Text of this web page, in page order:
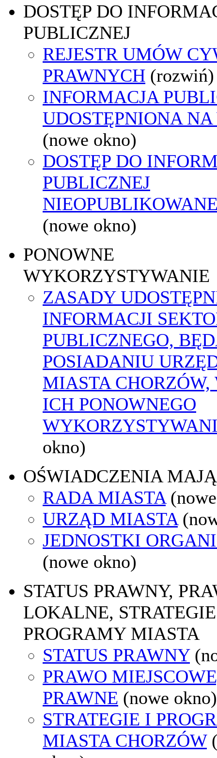
DOSTĘP DO
PUBLICZNEJ
REJESTR UMÓW
PRAWNYCH (rozwiń)
INFORMACJA
UDOSTĘPNIONA
(nowe okno)
DOSTĘP DO
PUBLICZNEJ
(nowe okno)
PONOWNE
WYKORZYSTYWANIE
ZASADY
INFORMACJI
PUBLICZNEGO,
POSIADANIU
MIASTA CHORZÓW,
ICH PONOWNEGO
okno)
OŚWIADCZENIA
RADA MIASTA
URZĄD MIASTA
JEDNOSTKI
(nowe okno)
STATUS PRAWNY,
LOKALNE,
PROGRAMY MIASTA
STATUS PRAWNY
PRAWO
PRAWNE (nowe okno)
STRATEGIE I
MIASTA CHORZÓW